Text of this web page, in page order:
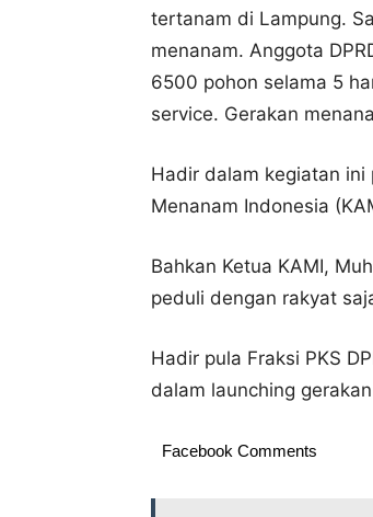
tertanam di Lampung.
menanam. Anggota
6500 pohon selama 5
service. Gerakan
Hadir dalam kegiatan ini
Menanam Indonesia
Bahkan Ketua KAMI,
peduli dengan rakyat
Hadir pula Fraksi PKS
dalam launching
Facebook Comments